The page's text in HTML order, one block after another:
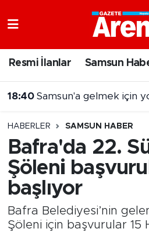
Resmi İlanlar Samsun
18:40 Samsun'a gelmek için yola
17:41 FIBA Kıtalararası Kupa 2026’da
HABERLER SAMSUN HABER
Bafra'da 22.
Şöleni
başlıyor
Bafra Belediyesi’nin
Şöleni için başvurular 15
Samsun Namaz Vakitleri
Süper Lig Puan Durumu
Tüm Manşetler
Son Dakika Haberleri